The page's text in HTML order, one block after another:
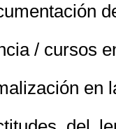
/ cursos
en